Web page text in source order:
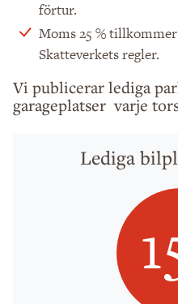
förtur.
Moms 25 %
Skatteverkets regler.
Vi publicerar lediga
garageplatser varje
Lediga